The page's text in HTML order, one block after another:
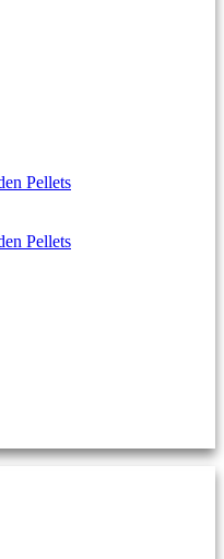
Pellets
Pellets